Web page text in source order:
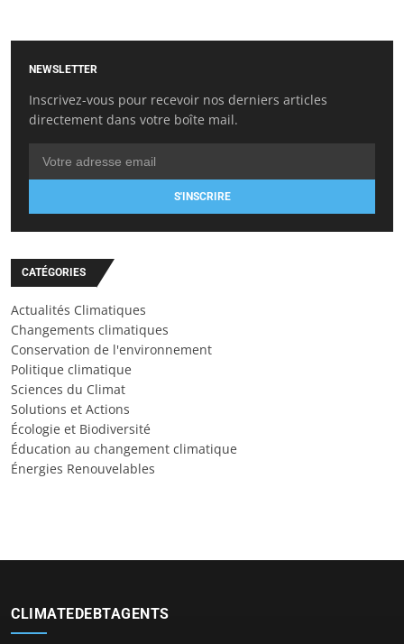
NEWSLETTER
Inscrivez-vous pour recevoir nos derniers articles
directement dans votre boîte mail.
S'INSCRIRE
CATÉGORIES
Actualités Climatiques
Changements climatiques
Conservation de l'environnement
Politique climatique
Sciences du Climat
Solutions et Actions
Écologie et Biodiversité
Éducation au changement climatique
Énergies Renouvelables
CLIMATEDEBTAGENTS